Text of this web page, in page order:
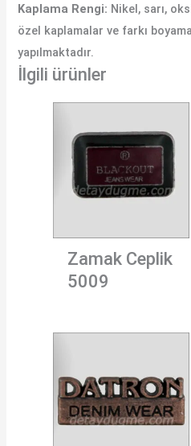
Kaplama Rengi: Nikel, sarı,
özel kaplamalar ve farkı
yapılmaktadır.
İlgili ürünler
Zamak Ceplik
5009